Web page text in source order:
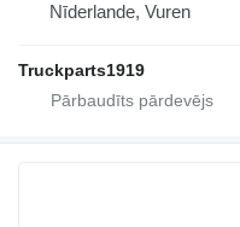
Nīderlande, Vuren
Truckparts1919